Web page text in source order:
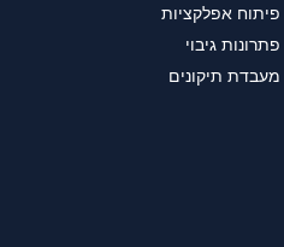
פיתוח אפלקציות
פתרונות גיבוי
מעבדת תיקונים